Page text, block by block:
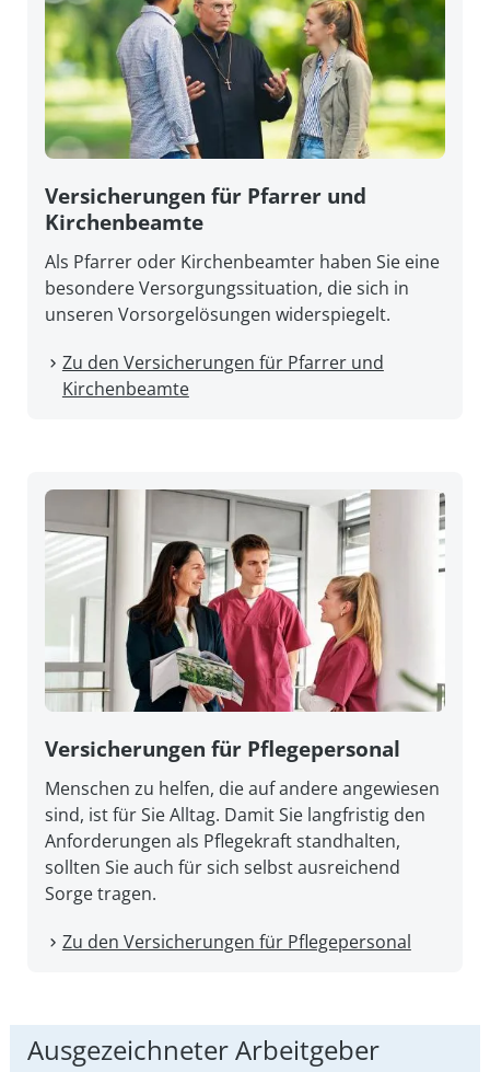
Versicherungen für Pfarrer und
Kirchenbeamte
Als Pfarrer oder Kirchenbeamter haben Sie eine
besondere Versorgungssituation, die sich in
unseren Vorsorgelösungen widerspiegelt.
Zu den Versicherungen für Pfarrer und
Kirchenbeamte
Versicherungen für Pflegepersonal
Menschen zu helfen, die auf andere angewiesen
sind, ist für Sie Alltag. Damit Sie lang­fristig den
An­forderungen als Pflege­kraft stand­halten,
sollten Sie auch für sich selbst aus­reichend
Sorge tragen.
Zu den Versicherungen für Pflegepersonal
Ausgezeichneter Arbeitgeber